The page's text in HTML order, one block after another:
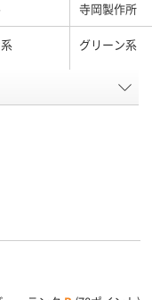
寺岡製作所
グリーン系
20